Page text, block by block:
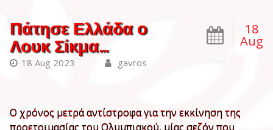
18
Aug
Πάτησε Ελλάδα ο
Λουκ Σίκμα…
18 Aug 2023 gavros
Ο χρόνος μετρά αντίστροφα για την εκκίνηση της
προετοιμασίας του Ολυμπιακού, μίας σεζόν που